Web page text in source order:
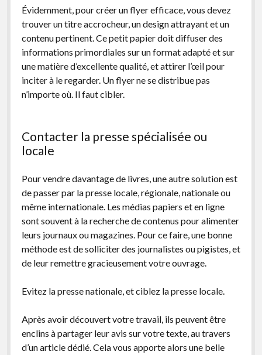
Évidemment, pour créer un flyer efficace, vous devez
trouver un titre accrocheur, un design attrayant et un
contenu pertinent. Ce petit papier doit diffuser des
informations primordiales sur un format adapté et sur
une matière d’excellente qualité, et attirer l’œil pour
inciter à le regarder. Un flyer ne se distribue pas
n’importe où. Il faut cibler.
Contacter la presse spécialisée ou
locale
Pour vendre davantage de livres, une autre solution est
de passer par la presse locale, régionale, nationale ou
même internationale. Les médias papiers et en ligne
sont souvent à la recherche de contenus pour alimenter
leurs journaux ou magazines. Pour ce faire, une bonne
méthode est de solliciter des journalistes ou pigistes, et
de leur remettre gracieusement votre ouvrage.
Evitez la presse nationale, et ciblez la presse locale.
Après avoir découvert votre travail, ils peuvent être
enclins à partager leur avis sur votre texte, au travers
d’un article dédié. Cela vous apporte alors une belle